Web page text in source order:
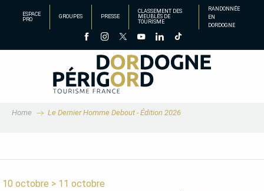
principal
ESPACE
PRO
GROUPES PRESSE
CLASSEMENT DES
MEUBLÉS DE
TOURISME
RANDONNÉE
EN
DORDOGNE
Home Le Dernier Homme Debout - Édition 2026
10 octobre > 11 octobre